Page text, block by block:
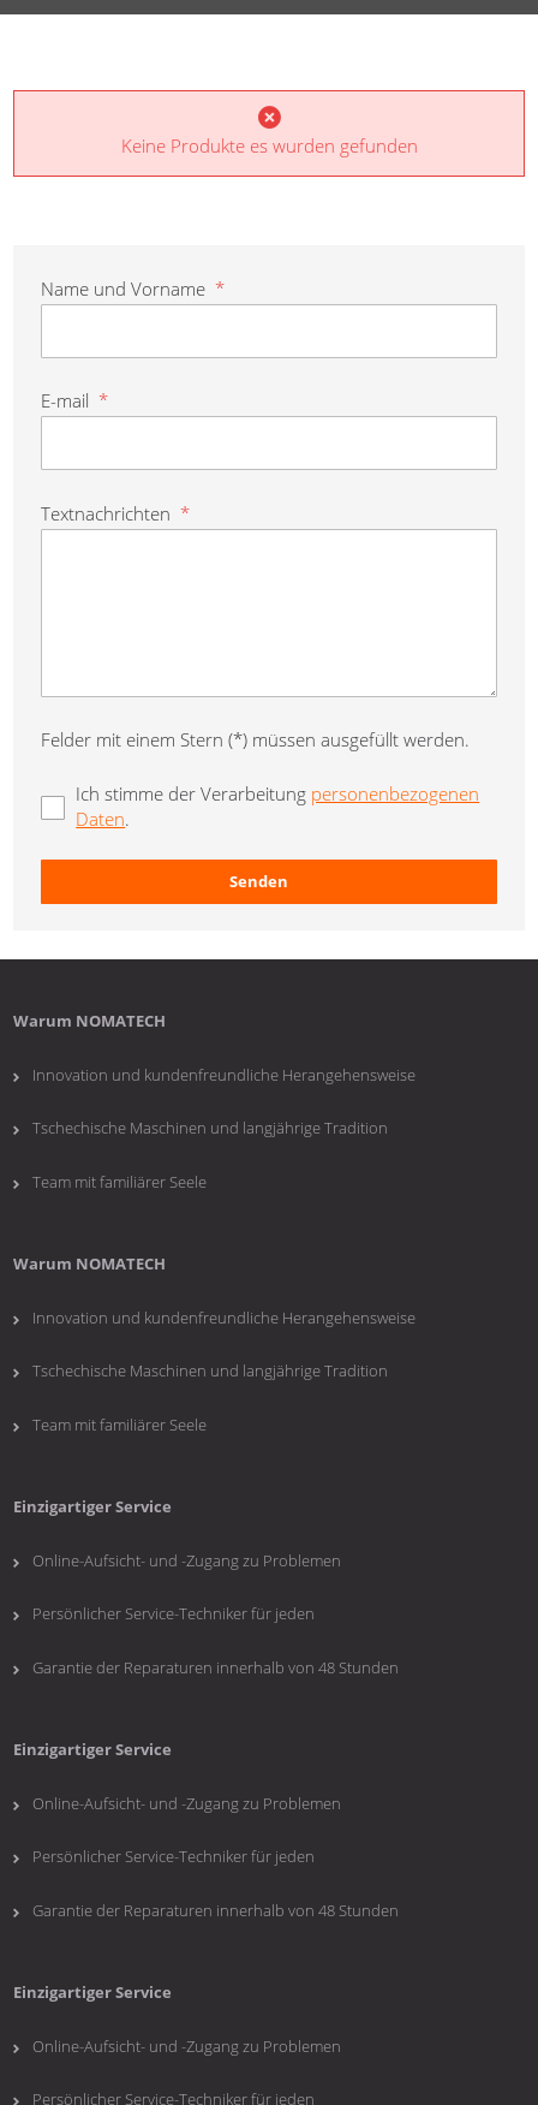
Keine Produkte es wurden gefunden
Name und Vorname *
E-mail *
Textnachrichten *
Felder mit einem Stern (*) müssen ausgefüllt werden.
Ich stimme der Verarbeitung personenbezogenen
Daten.
Senden
Warum NOMATECH
Innovation und kundenfreundliche Herangehensweise
Tschechische Maschinen und langjährige Tradition
Team mit familiärer Seele
Warum NOMATECH
Innovation und kundenfreundliche Herangehensweise
Tschechische Maschinen und langjährige Tradition
Team mit familiärer Seele
Einzigartiger Service
Online-Aufsicht- und -Zugang zu Problemen
Persönlicher Service-Techniker für jeden
Garantie der Reparaturen innerhalb von 48 Stunden
Einzigartiger Service
Online-Aufsicht- und -Zugang zu Problemen
Persönlicher Service-Techniker für jeden
Garantie der Reparaturen innerhalb von 48 Stunden
Einzigartiger Service
Online-Aufsicht- und -Zugang zu Problemen
Persönlicher Service-Techniker für jeden